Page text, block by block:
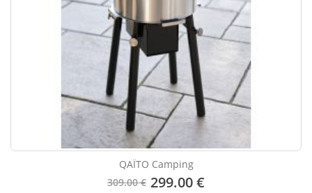
QAÏTO Camping
309.00 € 299.00 €